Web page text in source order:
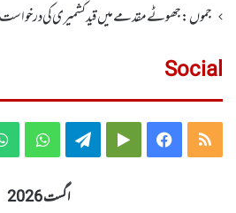
جموں :جھوٹے مقدمے میں قید کشمیری کی
Social
RSS
Facebook
Google
Telegram
اگست 2026